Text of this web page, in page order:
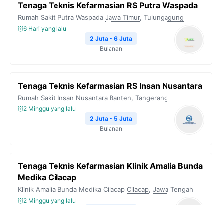
Tenaga Teknis Kefarmasian RS Putra Waspada
Rumah Sakit Putra Waspada Jawa Timur, Tulungagung
6 Hari yang lalu
2 Juta - 6 Juta
Bulanan
Tenaga Teknis Kefarmasian RS Insan Nusantara
Rumah Sakit Insan Nusantara Banten, Tangerang
2 Minggu yang lalu
2 Juta - 5 Juta
Bulanan
Tenaga Teknis Kefarmasian Klinik Amalia Bunda
Medika Cilacap
Klinik Amalia Bunda Medika Cilacap Cilacap, Jawa Tengah
2 Minggu yang lalu